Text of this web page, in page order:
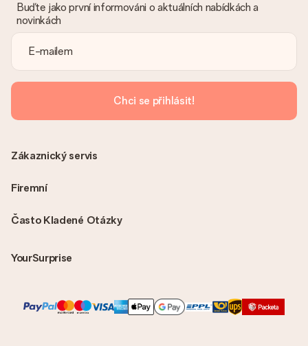
Buďte jako první informováni o aktuálních nabídkách a
novinkách
Chci se přihlásit!
Často Kladené Otázky
YourSurprise
Zákaznický servis
Firemní